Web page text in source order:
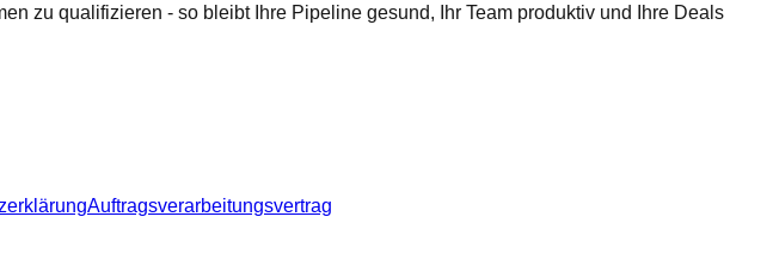
zu qualifizieren - so bleibt Ihre Pipeline gesund, Ihr Team produktiv und Ihre Deals
Auftragsverarbeitungsvertrag